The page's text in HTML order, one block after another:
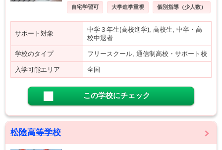
自宅学習可 大学進学重視 個別指導（少人数）
サポート対象
中学３年生(高校進学), 高校生, 中卒・高
校中退者
学校のタイプ フリースクール, 通信制高校・サポート校
入学可能エリア 全国
この学校にチェック
松陰高等学校